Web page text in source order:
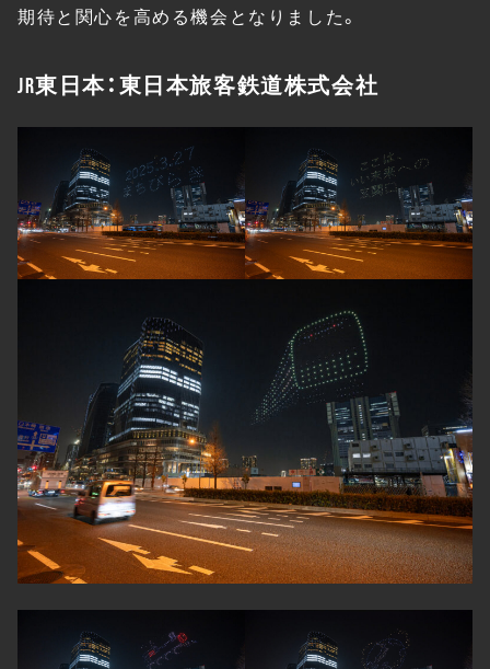
期待と関心を高める機会となりました。
JR東日本：東日本旅客鉄道株式会社